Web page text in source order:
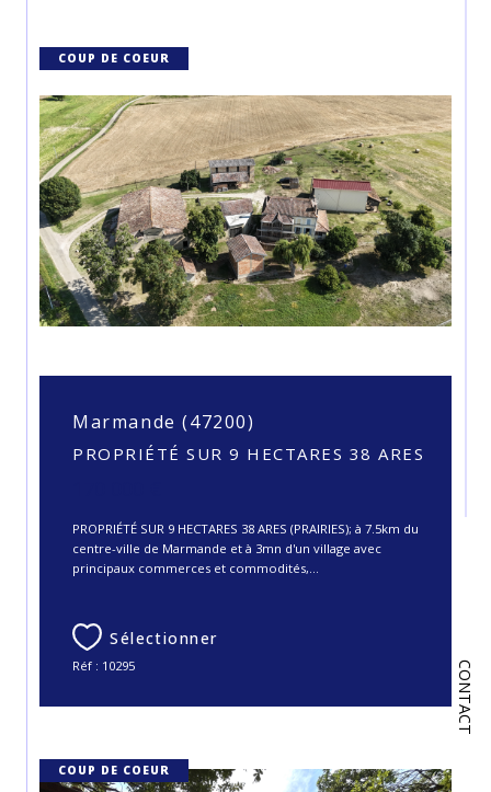
CONTACT
Marmande (47200)
PROPRIÉTÉ SUR 9 HECTARES 38 ARES
PROPRIÉTÉ SUR 9 HECTARES 38 ARES (PRAIRIES); à 7.5km du
centre-ville de Marmande et à 3mn d'un village avec
principaux commerces et commodités,...
Sélectionner
Réf : 10295
COUP DE COEUR
COUP DE COEUR